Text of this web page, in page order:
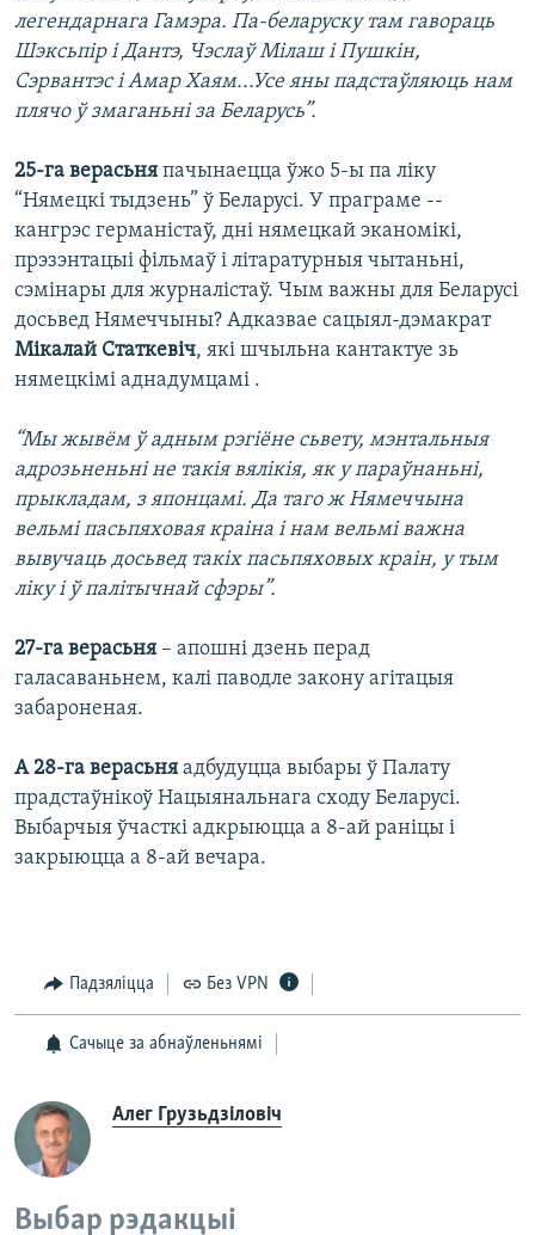
легендарнага Гамэра. Па-беларуску там гавораць
Шэксьпір і Дантэ, Чэслаў Мілаш і Пушкін,
Сэрвантэс і Амар Хаям...Усе яны падстаўляюць нам
плячо ў змаганьні за Беларусь”.
25-га верасьня пачынаецца ўжо 5-ы па ліку
“Нямецкі тыдзень” ў Беларусі. У праграме --
кангрэс германістаў, дні нямецкай эканомікі,
прэзэнтацыі фільмаў і літаратурныя чытаньні,
сэмінары для журналістаў. Чым важны для Беларусі
досьвед Нямеччыны? Адказвае сацыял-дэмакрат
Мікалай Статкевіч, які шчыльна кантактуе зь
нямецкімі аднадумцамі .
“Мы жывём ў адным рэгіёне сьвету, мэнтальныя
адрозьненьні не такія вялікія, як у параўнаньні,
прыкладам, з японцамі. Да таго ж Нямеччына
вельмі пасьпяховая краіна і нам вельмі важна
вывучаць досьвед такіх пасьпяховых краін, у тым
ліку і ў палітычнай сфэры”.
27-га верасьня – апошні дзень перад
галасаваньнем, калі паводле закону агітацыя
забароненая.
А 28-га верасьня адбудуцца выбары ў Палату
прадстаўнікоў Нацыянальнага сходу Беларусі.
Выбарчыя ўчасткі адкрыюцца а 8-ай раніцы і
закрыюцца а 8-ай вечара.
Падзяліцца Без VPN
Сачыце за абнаўленьнямі
Алег Грузьдзіловіч
Выбар рэдакцыі